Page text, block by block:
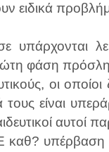
ειδικά
φάση
οι
είναι
αυτοί
υπέρβαση